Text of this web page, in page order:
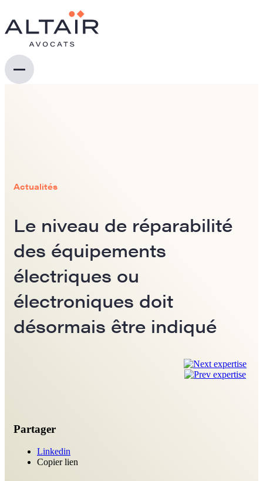
Actualités
Le niveau de réparabilité
des équipements
électriques ou
électroniques doit
désormais être indiqué
Partager
Linkedin
Copier lien